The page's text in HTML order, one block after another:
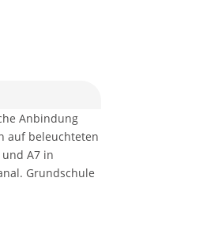
Anbindung
auf beleuchteten
A7 in
Grundschule